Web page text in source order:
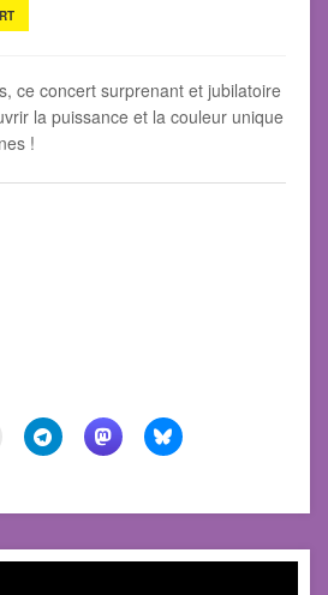
ce concert surprenant et jubilatoire
la puissance et la couleur unique
!